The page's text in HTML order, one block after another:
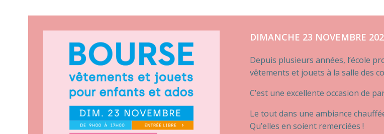
DIMANCHE 23 NOVEMBRE
Depuis plusieurs années, l’école
vêtements et jouets à la salle des
C’est une excellente occasion de
Le tout dans une ambiance
Qu’elles en soient remerciées !